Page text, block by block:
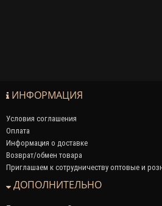
ИНФОРМАЦИЯ
Условия соглашения
Оплата
Информация о доставке
Возврат/обмен товара
Приглашаем к сотрудничеству оптовые и
ДОПОЛНИТЕЛЬНО